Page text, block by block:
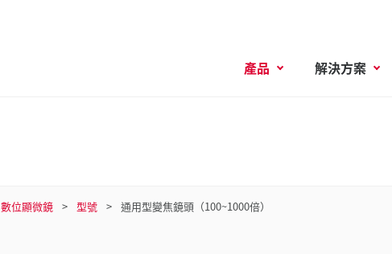
產品 解決方案
數位顯微鏡 型號 通用型變焦鏡頭（100~1000倍）